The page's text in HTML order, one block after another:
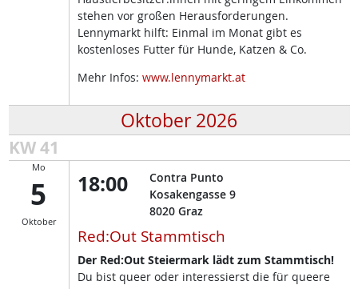
stehen vor großen Herausforderungen.
Lennymarkt hilft: Einmal im Monat gibt es
kostenloses Futter für Hunde, Katzen & Co.
Mehr Infos: www.lennymarkt.at
Oktober 2026
KW 41
Mo
5
Oktober
18:00
Contra Punto
Kosakengasse 9
8020 Graz
Red:Out Stammtisch
Der Red:Out Steiermark lädt zum Stammtisch!
Du bist queer oder interessierst die für queere